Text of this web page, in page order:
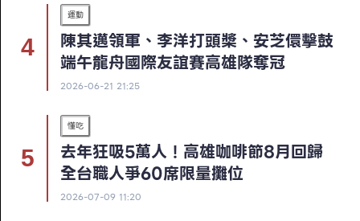
運動
陳其邁領軍、李洋打頭槳、安芝儇擊鼓
端午龍舟國際友誼賽高雄隊奪冠
2026-06-21 21:25
懂吃
去年狂吸5萬人！高雄咖啡節8月回歸
全台職人爭60席限量攤位
2026-07-09 11:20